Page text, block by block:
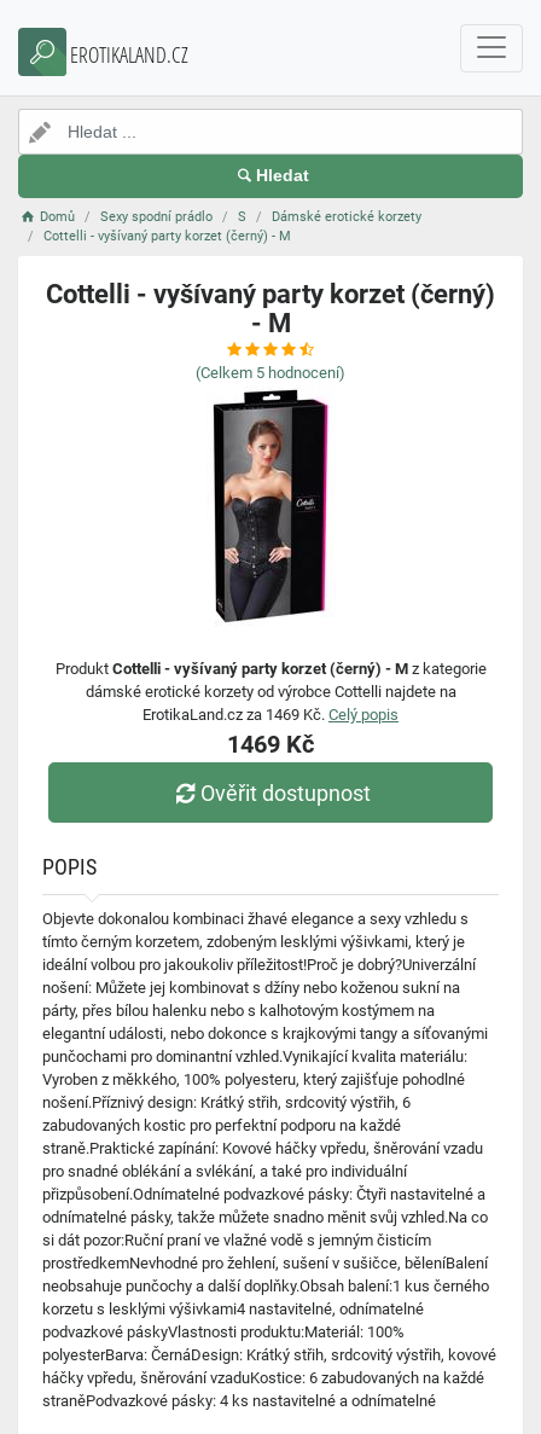
EROTIKALAND.CZ
Hledat
Domů Sexy spodní prádlo S
Dámské erotické korzety
Cottelli - vyšívaný party korzet (černý) - M
Cottelli - vyšívaný party korzet (černý)
- M
(Celkem 5 hodnocení)
Produkt Cottelli - vyšívaný party korzet (černý) - Mz kategorie
dámské erotické korzety od výrobce Cottelli najdete na
ErotikaLand.cz za 1469 Kč. Celý popis
1469 Kč
Ověřit dostupnost
POPIS
Objevte dokonalou kombinaci žhavé elegance a sexy vzhledu s
tímto černým korzetem, zdobeným lesklými výšivkami, který je
ideální volbou pro jakoukoliv příležitost!Proč je dobrý?Univerzální
nošení: Můžete jej kombinovat s džíny nebo koženou sukní na
párty, přes bílou halenku nebo s kalhotovým kostýmem na
elegantní události, nebo dokonce s krajkovými tangy a síťovanými
punčochami pro dominantní vzhled.Vynikající kvalita materiálu:
Vyroben z měkkého, 100% polyesteru, který zajišťuje pohodlné
nošení.Příznivý design: Krátký střih, srdcovitý výstřih, 6
zabudovaných kostic pro perfektní podporu na každé
straně.Praktické zapínání: Kovové háčky vpředu, šněrování vzadu
pro snadné oblékání a svlékání, a také pro individuální
přizpůsobení.Odnímatelné podvazkové pásky: Čtyři nastavitelné a
odnímatelné pásky, takže můžete snadno měnit svůj vzhled.Na co
si dát pozor:Ruční praní ve vlažné vodě s jemným čisticím
prostředkemNevhodné pro žehlení, sušení v sušičce, běleníBalení
neobsahuje punčochy a další doplňky.Obsah balení:1 kus černého
korzetu s lesklými výšivkami4 nastavitelné, odnímatelné
podvazkové páskyVlastnosti produktu:Materiál: 100%
polyesterBarva: ČernáDesign: Krátký střih, srdcovitý výstřih, kovové
háčky vpředu, šněrování vzaduKostice: 6 zabudovaných na každé
straněPodvazkové pásky: 4 ks nastavitelné a odnímatelné